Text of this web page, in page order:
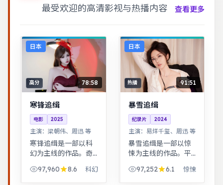
最受欢迎的高清影视与热播内容 查看更多
日本
高分 78:58
寒锋追缉
电影 2025
主演： 梁朝伟、周迅 等
寒锋追缉是一部以科
幻为主线的作品。奇
回收利落，适合系列
化追看。奇幻世界观
97,960 8.6 科幻
日本
热播 91:51
暴雪追缉
纪录片 2024
主演： 易烊千玺、周迅 等
暴雪追缉是一部以惊
悚为主线的作品。平
里做出艰难抉择，最
终与自我和解。青春
97,252 6.1 惊悚